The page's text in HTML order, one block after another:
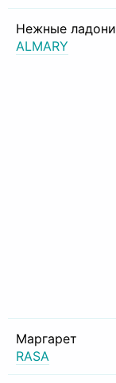
Нежные ладони
ALMARY
Маргарет
RASA